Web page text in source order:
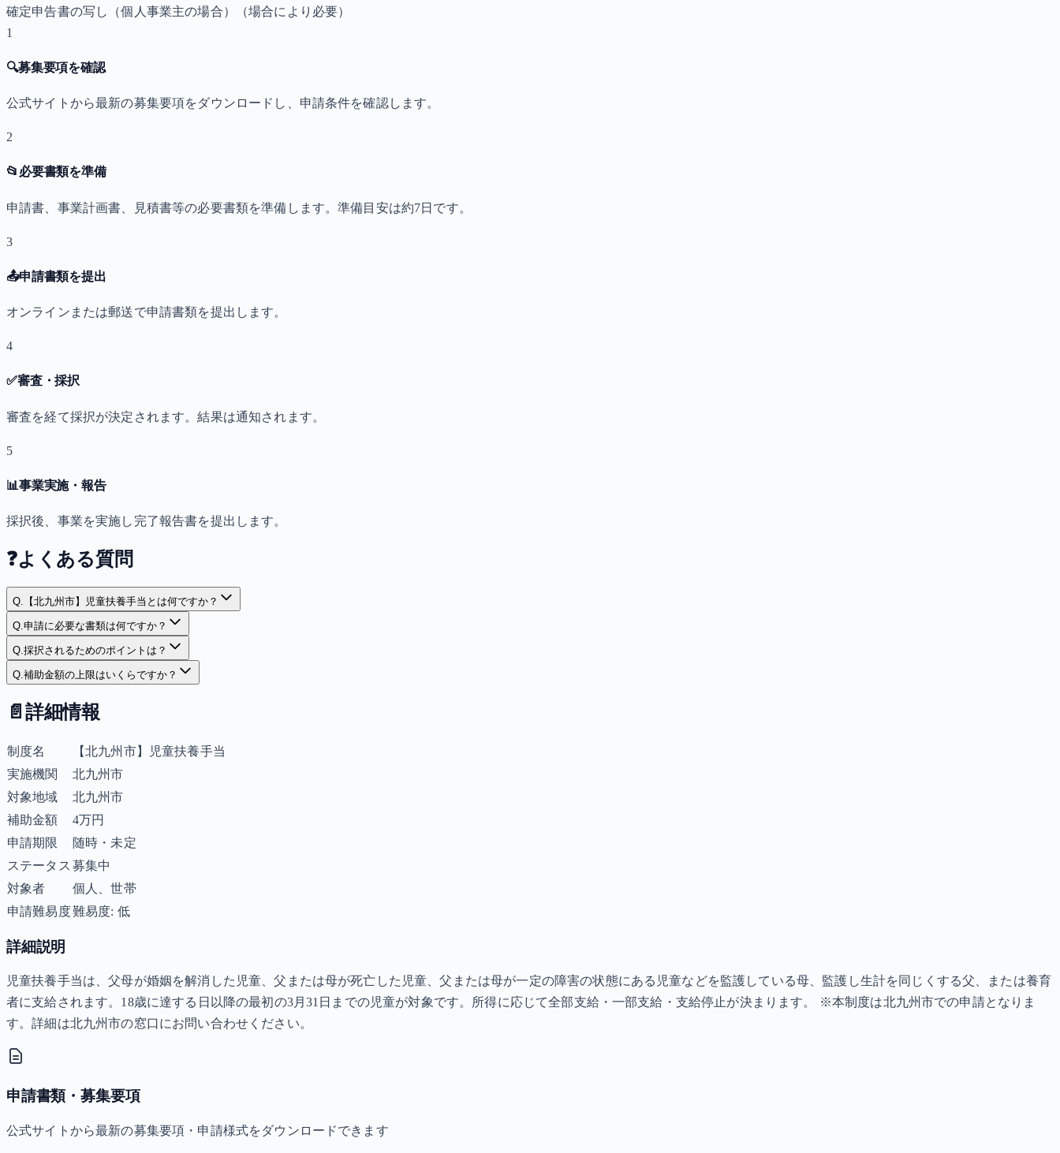
確定申告書の写し（個人事業主の場合）
（場合により必要）
1
🔍募集要項を確認
公式サイトから最新の募集要項をダウンロードし、申請条件を確認します。
2
📂 必要書類を準備
申請書、事業計画書、見積書等の必要書類を準備します。準備目安は約7日です。
3
📤申請書類を提出
オンラインまたは郵送で申請書類を提出します。
4
✅審査・採択
審査を経て採択が決定されます。結果は通知されます。
5
📊事業実施・報告
採択後、事業を実施し完了報告書を提出します。
❓よくある質問
Q. 【北九州市】児童扶養手当とは何ですか？
Q.申請に必要な書類は何ですか？
Q.採択されるためのポイントは？
Q.補助金額の上限はいくらですか？
📄 詳細情報
制度名
【北九州市】児童扶養手当
実施機関
北九州市
対象地域
北九州市
補助金額
4万円
申請期限
随時・未定
ステータス 募集中
対象者
個人、世帯
申請難易度難易度: 低
詳細説明
児童扶養手当は、父母が婚姻を解消した児童、父または母が死亡した児童、父または母が一定の障害の状態にある児童などを監護している母、監護し生計を同じくする父、または養育
者に支給されます。18歳に達する日以降の最初の3月31日までの児童が対象です。所得に応じて全部支給・一部支給・支給停止が決まります。 ※本制度は北九州市での申請となりま
す。詳細は北九州市の窓口にお問い合わせください。
申請書類・募集要項
公式サイトから最新の募集要項・申請様式をダウンロードできます